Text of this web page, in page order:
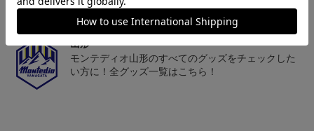
山形
モンテディオ山形のすべてのグッズをチェックした
い方に！全グッズ一覧はこちら！